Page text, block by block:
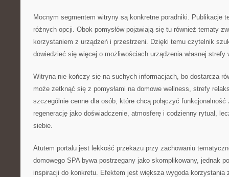
Mocnym segmentem witryny są konkretne poradniki. Publikacje
różnych opcji. Obok pomysłów pojawiają się tu również tematy
korzystaniem z urządzeń i przestrzeni. Dzięki temu czytelnik
dowiedzieć się więcej o możliwościach urządzenia własnej strefy
Witryna nie kończy się na suchych informacjach, bo dostarcza
może zetknąć się z pomysłami na domowe wellness, strefy
szczególnie cenne dla osób, które chcą połączyć
regenerację jako doświadczenie, atmosferę i codzienny rytuał,
siebie.
Atutem portalu jest lekkość przekazu przy zachowaniu
domowego SPA bywa postrzegany jako skomplikowany, jednak
inspiracji do konkretu. Efektem jest większa wygoda korzystania